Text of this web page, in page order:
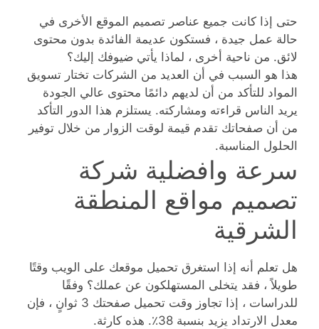
حتى إذا كانت جميع عناصر تصميم الموقع الأخرى في
حالة عمل جيدة ، فستكون عديمة الفائدة بدون محتوى
لائق. من ناحية أخرى ، لماذا يأتي ضيوفك إليك؟
هذا هو السبب في أن العديد من الشركات تختار تسويق
المواد للتأكد من أن لديهم دائمًا محتوى عالي الجودة
يريد الناس قراءته ومشاركته. يستلزم هذا الدور التأكد
من أن صفحاتك تقدم قيمة لوقت الزوار من خلال توفير
الحلول المناسبة.
سرعة وافضلية شركة
تصميم مواقع المنطقة
الشرقية
هل تعلم أنه إذا استغرق تحميل موقعك على الويب وقتًا
طويلاً ، فقد يتخلى المستهلكون عن عملك؟ وفقًا
للدراسات ، إذا تجاوز وقت تحميل صفحتك 3 ثوانٍ ، فإن
معدل الارتداد يزيد بنسبة 38٪. هذه كارثة.